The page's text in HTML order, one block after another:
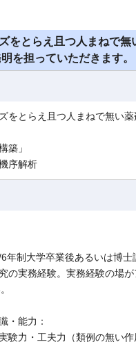
をとらえ且つ人まねで無
を担っていただきます。
をとらえ且つ人まねで無い
築」
序解析
6年制大学卒業後あるいは博
の実務経験。実務経験の場
・能力：
験力・工夫力（類例の無い